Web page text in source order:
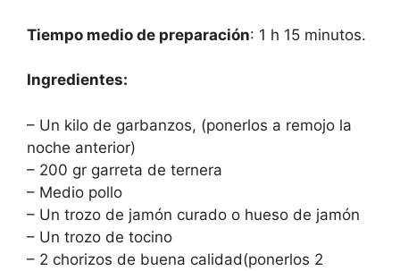
Tiempo medio de preparación: 1 h 15 minutos.
Ingredientes:
– Un kilo de garbanzos, (ponerlos a remojo la
noche anterior)
– 200 gr garreta de ternera
– Medio pollo
– Un trozo de jamón curado o hueso de jamón
– Un trozo de tocino
– 2 chorizos de buena calidad(ponerlos 2